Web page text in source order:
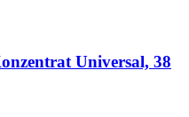
Universal, 38